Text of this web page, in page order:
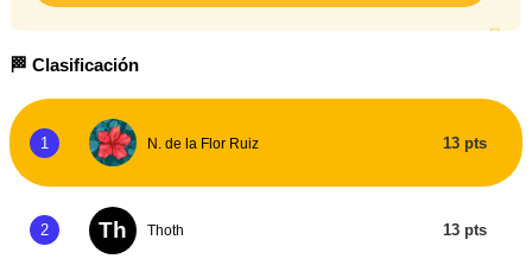
🏁 Clasificación
1 N. de la Flor Ruiz 13 pts
2 Th Thoth 13 pts